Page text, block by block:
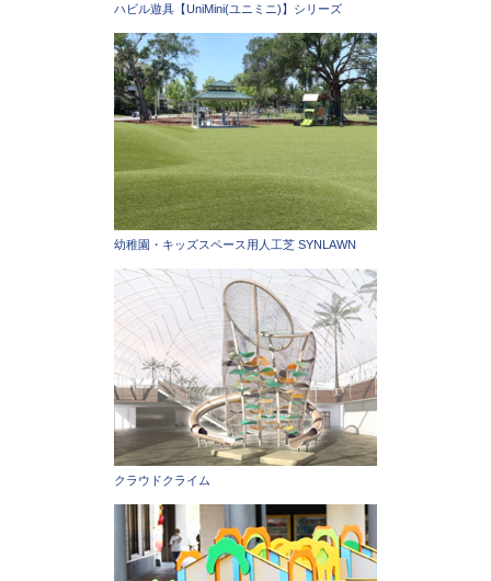
ハビル遊具【UniMini(ユニミニ)】シリーズ
幼稚園・キッズスペース用人工芝 SYNLAWN
クラウドクライム